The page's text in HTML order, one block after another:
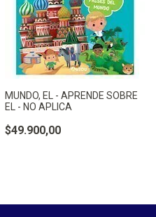
MUNDO, EL - APRENDE SOBRE
EL - NO APLICA
$49.900,00